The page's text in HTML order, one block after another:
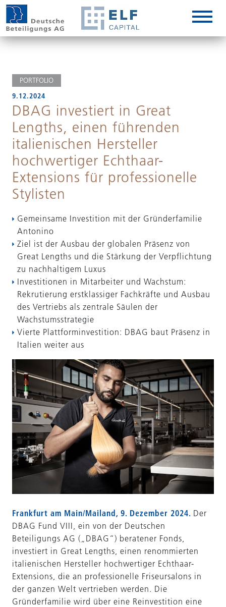
PORTFOLIO
9.12.2024
DBAG investiert in Great
Lengths, einen führenden
italienischen Hersteller
hochwertiger Echthaar-
Extensions für professionelle
Stylisten
Gemeinsame Investition mit der Gründerfamilie
Antonino
Ziel ist der Ausbau der globalen Präsenz von
Great Lengths und die Stärkung der Verpflichtung
zu nachhaltigem Luxus
Investitionen in Mitarbeiter und Wachstum:
Rekrutierung erstklassiger Fachkräfte und Ausbau
des Vertriebs als zentrale Säulen der
Wachstumsstrategie
Vierte Plattforminvestition: DBAG baut Präsenz in
Italien weiter aus
Frankfurt am Main/Mailand, 9. Dezember 2024. Der
DBAG Fund VIII, ein von der Deutschen
Beteiligungs AG („DBAG“) beratener Fonds,
investiert in Great Lengths, einen renommierten
italienischen Hersteller hochwertiger Echthaar-
Extensions, die an professionelle Friseursalons in
der ganzen Welt vertrieben werden. Die
Gründerfamilie wird über eine Reinvestition eine